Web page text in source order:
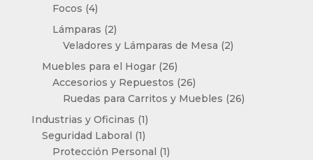
Focos 44
productos
Lámparas 22
productos
Veladores y Lámparas de Mesa 22
Muebles para el Hogar 2626
productos
Accesorios y Repuestos 2626
productos
Ruedas para Carritos y Muebles 2626
Industrias y Oficinas 11
producto
Seguridad Laboral 11
producto
Protección Personal 11